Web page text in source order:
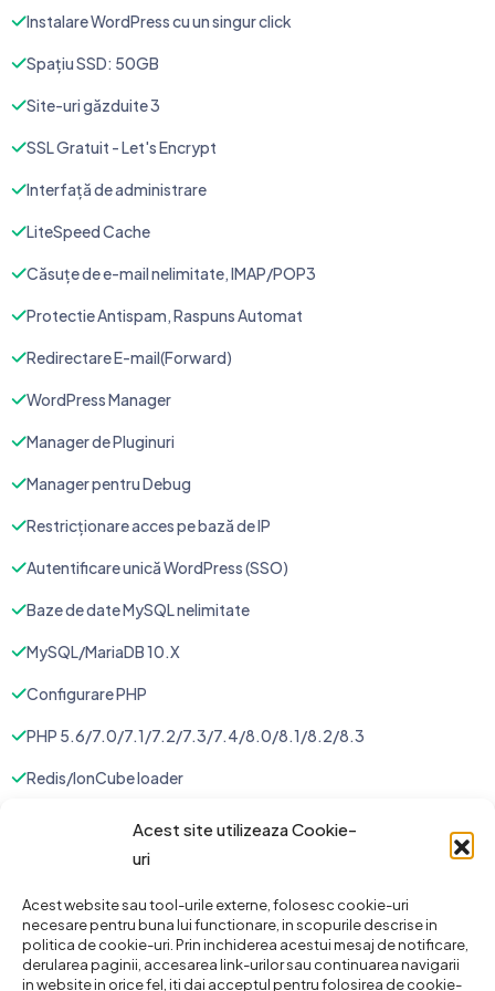
Acest site utilizeaza Cookie-
uri
Acest website sau tool-urile externe, folosesc cookie-uri
necesare pentru buna lui functionare, in scopurile descrise in
politica de cookie-uri. Prin inchiderea acestui mesaj de notificare,
derularea paginii, accesarea link-urilor sau continuarea navigarii
in website in orice fel, iti dai acceptul pentru folosirea de cookie-
Instalare WordPress cu un singur click
Spațiu SSD: 50GB
Site-uri găzduite 3
SSL Gratuit - Let's Encrypt
Interfață de administrare
LiteSpeed Cache
Căsuțe de e-mail nelimitate, IMAP/POP3
Protectie Antispam, Raspuns Automat
Redirectare E-mail(Forward)
WordPress Manager
Manager de Pluginuri
Manager pentru Debug
Restricționare acces pe bază de IP
Autentificare unică WordPress (SSO)
Baze de date MySQL nelimitate
MySQL/MariaDB 10.X
Configurare PHP
PHP 5.6/7.0/7.1/7.2/7.3/7.4/8.0/8.1/8.2/8.3
Redis/IonCube loader
Website Staging 3
Conturi FTP nelimitat
Cron Jobs